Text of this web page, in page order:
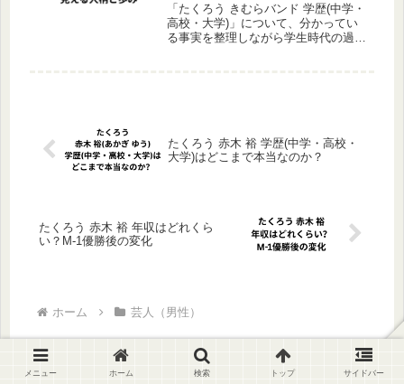
「たくろう きむらバンド 学歴(中学・
高校・大学)」について、分かってい
る事実を整理しながら学生時代の過ご
たくろう 赤木 裕 学歴(中学・高校・
大学)はどこまで本当なのか？
たくろう 赤木 裕 年収はどれくら
い？M-1優勝後の変化
ホーム 芸人（男性）
メニュー ホーム 検索 トップ サイドバー